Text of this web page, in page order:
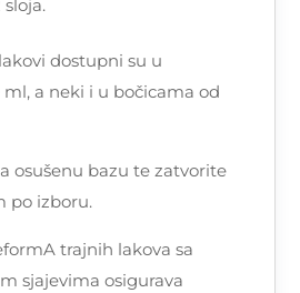
sloja.
dostupni su u
ml, a neki i u bočicama od
osušenu bazu te zatvorite
po izboru.
trajnih lakova sa
sjajevima osigurava